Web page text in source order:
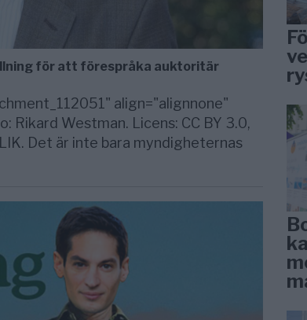
för att förespråka auktoritär
align="alignnone"
Westman. Licens: CC BY 3.0,
Det är inte bara myndigheternas